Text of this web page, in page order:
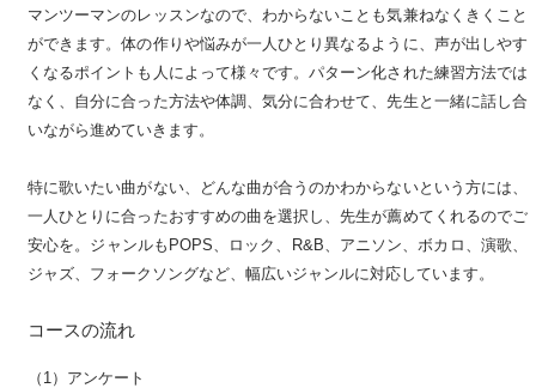
マンツーマンのレッスンなので、わからないことも気兼ねなくきくこと
ができます。体の作りや悩みが一人ひとり異なるように、声が出しやす
くなるポイントも人によって様々です。パターン化された練習方法では
なく、自分に合った方法や体調、気分に合わせて、先生と一緒に話し合
いながら進めていきます。
特に歌いたい曲がない、どんな曲が合うのかわからないという方には、
一人ひとりに合ったおすすめの曲を選択し、先生が薦めてくれるのでご
安心を。ジャンルもPOPS、ロック、R&B、アニソン、ボカロ、演歌、
ジャズ、フォークソングなど、幅広いジャンルに対応しています。
コースの流れ
（1）アンケート